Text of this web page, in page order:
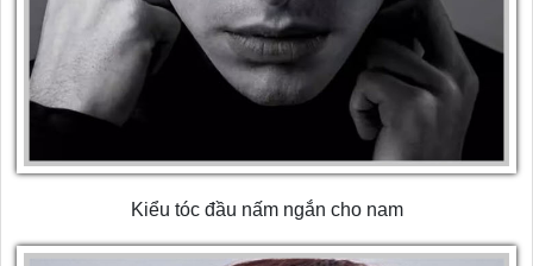
Kiểu tóc đầu nấm ngắn cho nam